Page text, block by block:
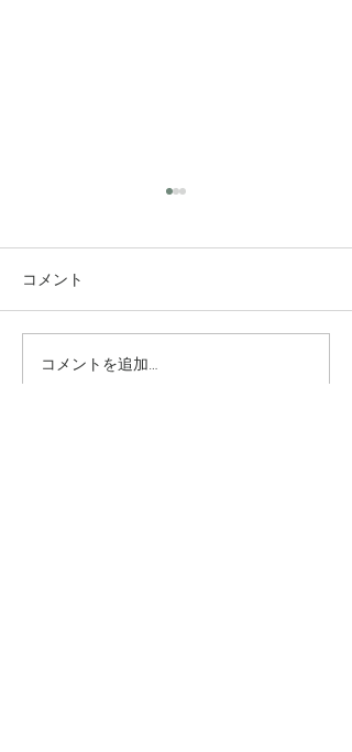
究極のアンチエイジング
コメント
コメントを追加…